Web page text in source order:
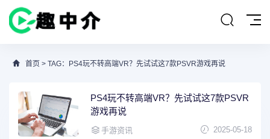
首页 > TAG：PS4玩不转高端VR？先试试这7款PSVR游戏再说
PS4玩不转高端VR？先试试这7款PSVR
游戏再说
手游资讯 2025-05-18